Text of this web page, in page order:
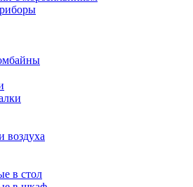
воздуха
в стол